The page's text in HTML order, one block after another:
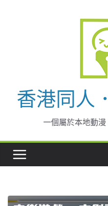
香港同人
一個屬於本地動